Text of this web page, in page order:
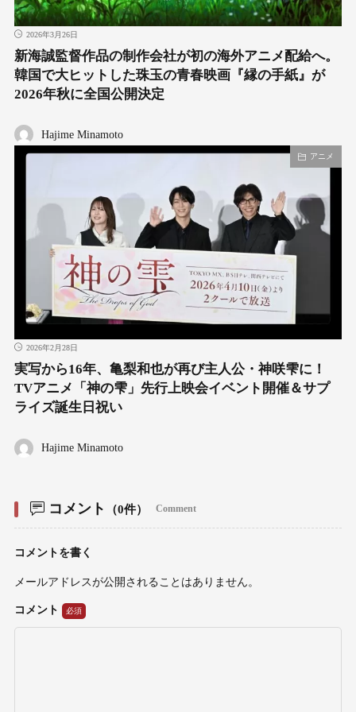
2026年3月26日
新海誠監督作品の制作会社が初の海外アニメ配給へ。
韓国で大ヒットした珠玉の青春映画『縁の手紙』が
2026年秋に全国公開決定
Hajime Minamoto
アニメ
2026年2月28日
実写から16年、亀梨和也が再び主人公・神咲雫に！
TVアニメ「神の雫」先行上映会イベント開催＆サプ
ライズ誕生日祝い
Hajime Minamoto
コメント （0件） Comment
コメントを書く
メールアドレスが公開されることはありません。
コメント